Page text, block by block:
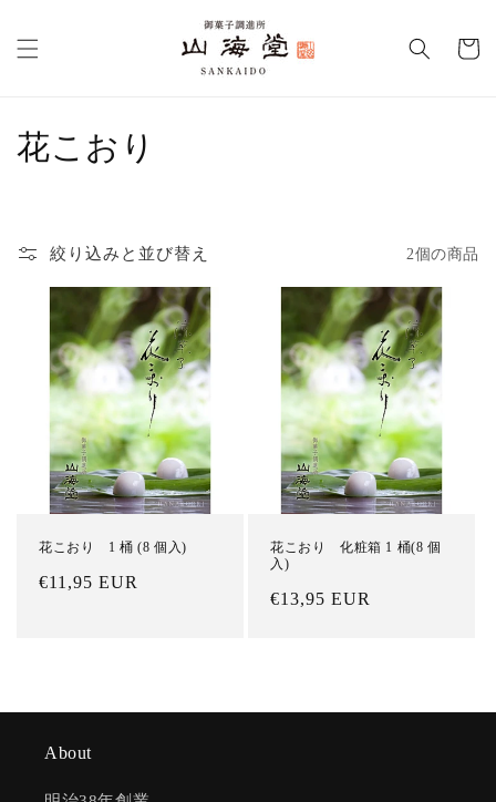
進む
ー
コ
ョ
ン
花こおり
絞り込みと並び替え 2個の商品
花こおり 1 桶 (8 個入)
通
€11,95 EUR
花こおり 化粧箱 1 桶(8 個
入)
通
€13,95 EUR
About